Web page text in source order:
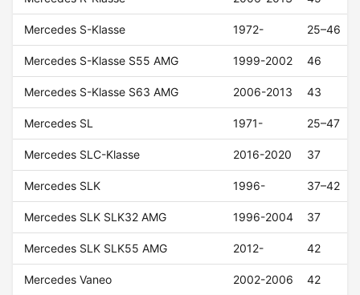
Mercedes S-Klasse 1972- 25–46
Mercedes S-Klasse S55 AMG 1999-2002 46
Mercedes S-Klasse S63 AMG 2006-2013 43
Mercedes SL 1971- 25–47
Mercedes SLC-Klasse 2016-2020 37
Mercedes SLK 1996- 37–42
Mercedes SLK SLK32 AMG 1996-2004 37
Mercedes SLK SLK55 AMG 2012- 42
Mercedes Vaneo 2002-2006 42